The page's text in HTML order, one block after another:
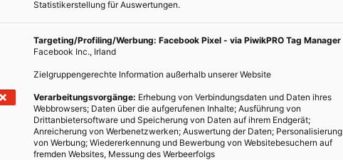
Statistikerstellung für Auswertungen.
Targeting/Profiling/Werbung: Facebook Pixel - via PiwikPRO Tag Manager
Facebook Inc., Irland
Zielgruppengerechte Information außerhalb unserer Website
Verarbeitungsvorgänge: Erhebung von Verbindungsdaten und Daten ihres
Webbrowsers; Daten über die aufgerufenen Inhalte; Ausführung von
Drittanbietersoftware und Speicherung von Daten auf ihrem Endgerät;
Anreicherung von Werbenetzwerken; Auswertung der Daten; Personalisierung
von Werbung; Wiedererkennung und Bewerbung von Websitebesuchern auf
fremden Websites, Messung des Werbeerfolgs